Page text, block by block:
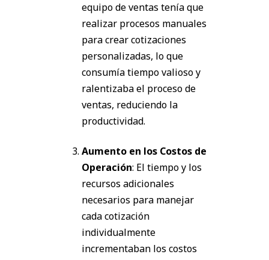
equipo de ventas tenía que
realizar procesos manuales
para crear cotizaciones
personalizadas, lo que
consumía tiempo valioso y
ralentizaba el proceso de
ventas, reduciendo la
productividad.
Aumento en los Costos de
Operación: El tiempo y los
recursos adicionales
necesarios para manejar
cada cotización
individualmente
incrementaban los costos